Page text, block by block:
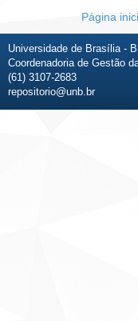
Página
Universidade de Brasília -
Coordenadoria de Gestão
(61) 3107-2683
repositorio@unb.br